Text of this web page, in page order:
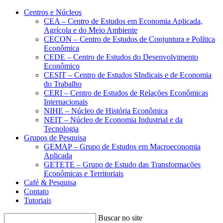
Conteúdo principal Menu principal
Centros e Núcleos
CEA – Centro de Estudos em Economia Aplicada,
Agrícola e do Meio Ambiente
CECON – Centro de Estudos de Conjuntura e Política
Econômica
CEDE – Centro de Estudos do Desenvolvimento
Econômico
CESIT – Centro de Estudos SIndicais e de Economia
do Trabalho
CERI – Centro de Estudos de Relações Econômicas
Internacionais
NIHE – Núcleo de História Econômica
NEIT – Núcleo de Economia Industrial e da
Tecnologia
Grupos de Pesquisa
GEMAP – Grupo de Estudos em Macroeconomia
Aplicada
GETETE – Grupo de Estudo das Transformações
Econômicas e Territoriais
Café & Pesquisa
Contato
Tutoriais
Buscar no site